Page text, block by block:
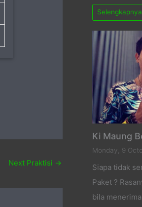
Next Praktisi →
Ki Maung
Monday, 9
Siapa tidak
Paket ?
bila